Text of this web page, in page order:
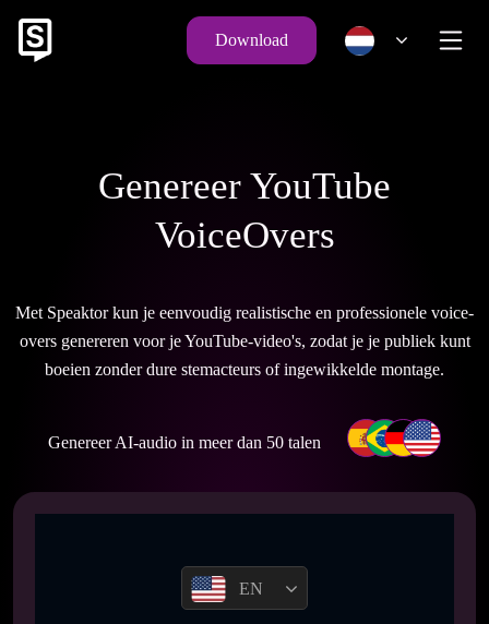
Download
Genereer YouTube
VoiceOvers
Met Speaktor kun je eenvoudig realistische en professionele voice-
overs genereren voor je YouTube-video's, zodat je je publiek kunt
boeien zonder dure stemacteurs of ingewikkelde montage.
Genereer AI-audio in meer dan 50 talen
EN